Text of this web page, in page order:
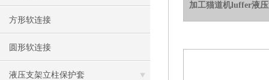
方形软连接
圆形软连接
液压支架立柱保护套
加工猫道机luffer液